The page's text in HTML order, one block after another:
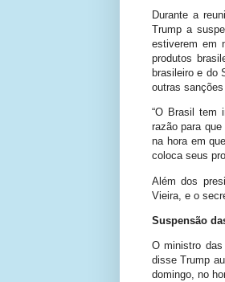
Durante a
Trump a
estiverem em
produtos
brasileiro e do
outras
“O Brasil tem
razão para
na hora em
coloca seus
Além dos
Vieira, e o
Suspensão
O ministro
disse Trump
domingo, no